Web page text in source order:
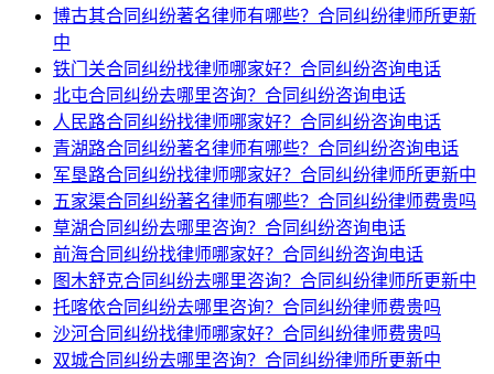
博古其合同纠纷著名律师有哪些？合同纠纷律师所更新
中
铁门关合同纠纷找律师哪家好？合同纠纷咨询电话
北屯合同纠纷去哪里咨询？合同纠纷咨询电话
人民路合同纠纷找律师哪家好？合同纠纷咨询电话
青湖路合同纠纷著名律师有哪些？合同纠纷咨询电话
军垦路合同纠纷找律师哪家好？合同纠纷律师所更新中
五家渠合同纠纷著名律师有哪些？合同纠纷律师费贵吗
草湖合同纠纷去哪里咨询？合同纠纷咨询电话
前海合同纠纷找律师哪家好？合同纠纷咨询电话
图木舒克合同纠纷去哪里咨询？合同纠纷律师所更新中
托喀依合同纠纷去哪里咨询？合同纠纷律师费贵吗
沙河合同纠纷找律师哪家好？合同纠纷律师费贵吗
双城合同纠纷去哪里咨询？合同纠纷律师所更新中